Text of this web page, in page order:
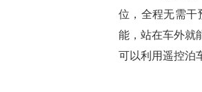
位，全程无需干
能，站在车外就
可以利用遥控泊